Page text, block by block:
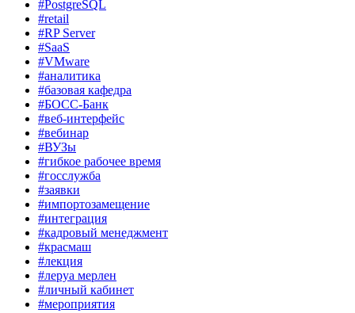
#PostgreSQL
#retail
#RP Server
#SaaS
#VMware
#аналитика
#базовая кафедра
#БОСС-Банк
#веб-интерфейс
#вебинар
#ВУЗы
#гибкое рабочее время
#госслужба
#заявки
#импортозамещение
#интеграция
#кадровый менеджмент
#красмаш
#лекция
#леруа мерлен
#личный кабинет
#мероприятия